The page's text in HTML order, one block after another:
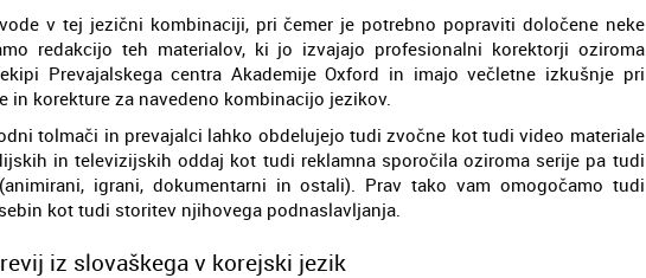
v tej jezični kombinaciji, pri čemer je potrebno popraviti določene neke
redakcijo teh materialov, ki jo izvajajo profesionalni korektorji oziroma
Prevajalskega centra Akademije Oxford in imajo večletne izkušnje pri
in korekture za navedeno kombinacijo jezikov.
tolmači in prevajalci lahko obdelujejo tudi zvočne kot tudi video materiale
in televizijskih oddaj kot tudi reklamna sporočila oziroma serije pa tudi
igrani, dokumentarni in ostali). Prav tako vam omogočamo tudi
kot tudi storitev njihovega podnaslavljanja.
iz slovaškega v korejski jezik